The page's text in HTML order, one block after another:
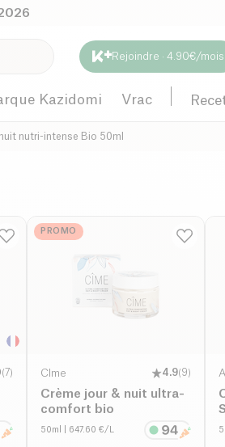
Rejoindre · 4.90€/mois
Kazidomi Vrac
nutri-intense Bio 50ml
( 7)
PROMO
CÎme 4.9(9)
Crème jour & nuit ultra-
comfort bio
50ml | 647.60 €/L